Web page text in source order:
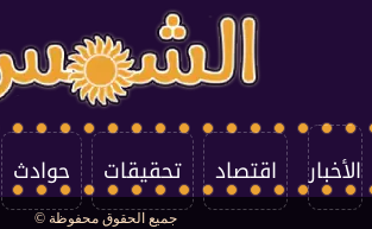
الأخبار اقتصاد تحقيقات حوادث
جميع الحقوق محفوظة ©